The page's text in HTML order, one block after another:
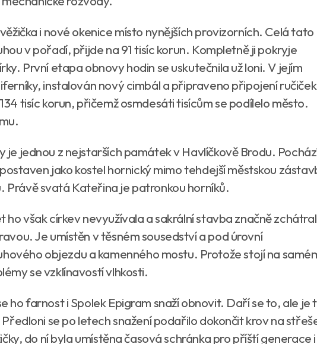
i nové okenice místo nynějších provizorních. Celá tato
v pořadí, přijde na 91 tisíc korun. Kompletně ji pokryje
První etapa obnovy hodin se uskutečnila už loni. V jejím
instalován nový cimbál a připraveno připojení
tisíc korun, přičemž osmdesáti tisícům se podílelo město.
je jednou z nejstarších památek v Havlíčkově Brodu.
jako kostel hornický mimo tehdejší městskou
Právě svatá Kateřina je patronkou horníků.
ho však církev nevyužívala a sakrální stavba značně
Je umístěn v těsném sousedství a pod úrovní
objezdu a kamenného mostu. Protože stojí na
se vzklínavostí vlhkosti.
ho farnost i Spolek Epigram snaží obnovit. Daří se to, ale je
se po letech snažení podařilo dokončit krov na
do ní byla umístěna časová schránka pro příští generace i